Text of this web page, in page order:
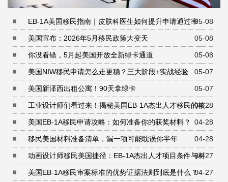
05-08
EB-1A美国移民指南｜皮肤科医生如何提升申请通过率
05-08
美国宣布：2026年5月移民政策大变天
05-08
你没看错，5月起美国开放全新绿卡通道
05-07
美国NIW移民申请怎么走更稳？三大阶段+实战经验
05-07
美国新泽西出租公寓！90天拿绿卡
04-28
工业设计师们看过来！揭秘美国EB-1A杰出人才移民的核心
条件 04-28
美国EB-1A移民申请攻略：如何准备你的获奖材料？
04-28
移民美国材料准备清单，漏一项可能耽误你半年
04-27
动画设计师移民美国捷径：EB-1A杰出人才项目条件与材料
准备指南 04-27
美国EB-1A移民审案标准的优势证据法则到底是什么？